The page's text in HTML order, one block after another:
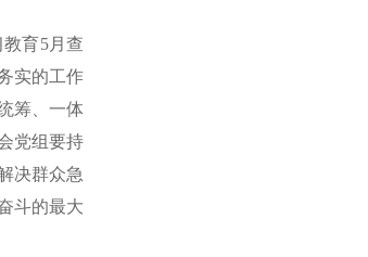
育5月查
实的工作
筹、一体
党组要持
决群众急
斗的最大